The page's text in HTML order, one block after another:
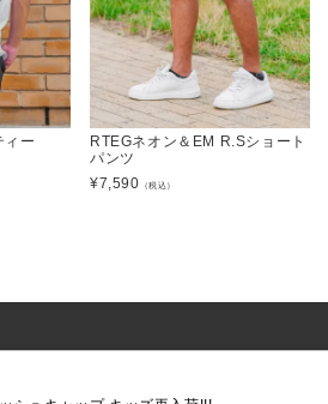
ィー
RTEGネオン＆EM R.Sショート
パンツ
¥7,590 （税込）